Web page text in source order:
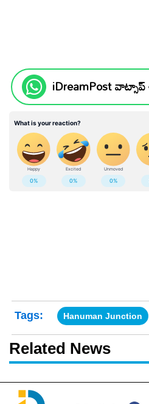
iDreamPost
Tags: Hanuman Junction
Related News